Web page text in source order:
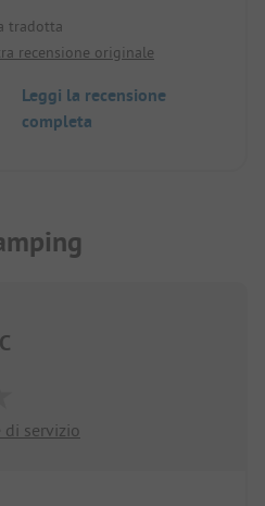
tradotta
recensione originale
Leggi la recensione
completa
di servizio